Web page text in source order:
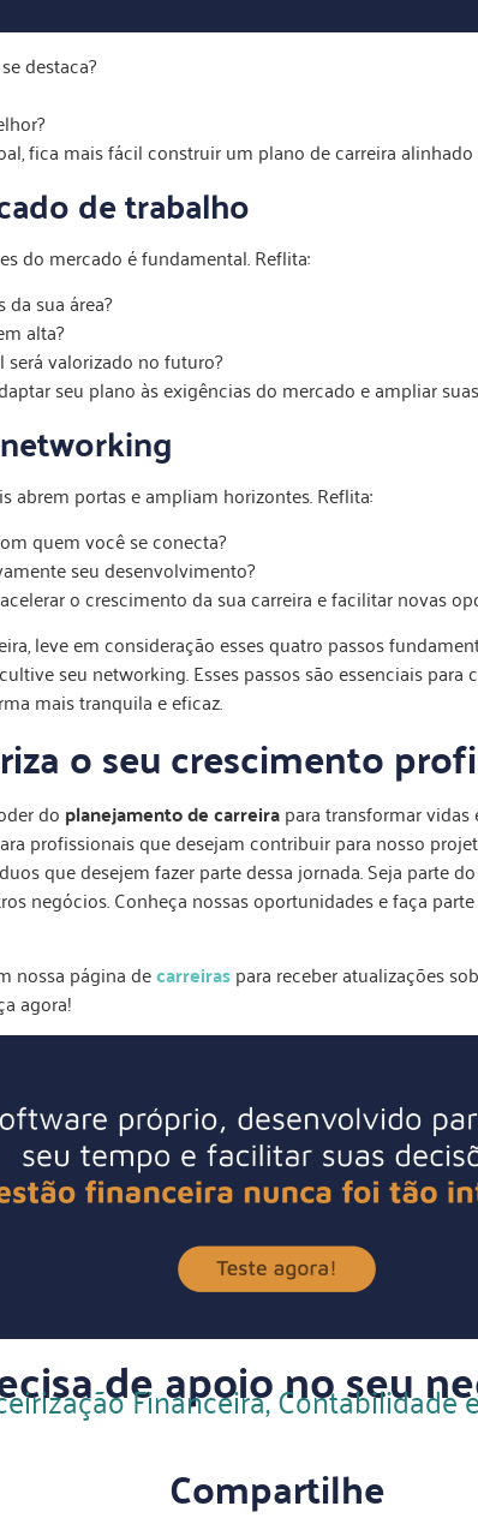
destaca?
fica mais fácil construir um plano de carreira
de trabalho
do mercado é fundamental. Reflita:
sua área?
alta?
valorizado no futuro?
seu plano às exigências do mercado e ampliar
abrem portas e ampliam horizontes. Reflita:
quem você se conecta?
seu desenvolvimento?
o crescimento da sua carreira e facilitar novas
leve em consideração esses quatro passos
seu networking. Esses passos são essenciais
mais tranquila e eficaz.
o seu crescimento
do planejamento de carreirapara transformar vidas
profissionais que desejam contribuir para nosso
que desejem fazer parte dessa jornada. Seja parte
negócios. Conheça nossas oportunidades e faça
nossa página decarreiraspara receber atualizações
agora!
de apoio no seu
Financeira, Contabilidade
Compartilhe